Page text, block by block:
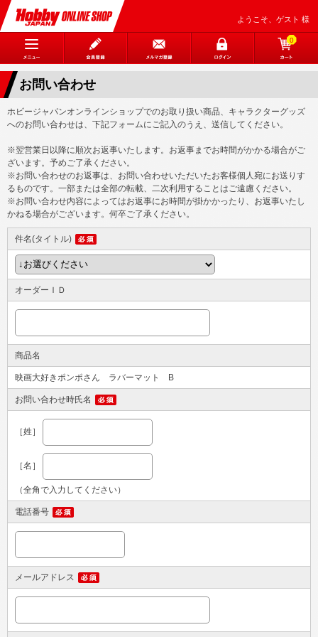
ようこそ、ゲスト 様
0
お問い合わせ
ホビージャパンオンラインショップでのお取り扱い商品、キャラクターグッズ
へのお問い合わせは、下記フォームにご記入のうえ、送信してください。
※翌営業日以降に順次お返事いたします。お返事までお時間がかかる場合がご
ざいます。予めご了承ください。
※お問い合わせのお返事は、お問い合わせいただいたお客様個人宛にお送りす
るものです。一部または全部の転載、二次利用することはご遠慮ください。
※お問い合わせ内容によってはお返事にお時間が掛かかったり、お返事いたし
かねる場合がございます。何卒ご了承ください。
件名(タイトル)
オーダーＩＤ
商品名
映画大好きポンポさん ラバーマット B
お問い合わせ時氏名
［姓］
［名］
（全角で入力してください）
電話番号
メールアドレス